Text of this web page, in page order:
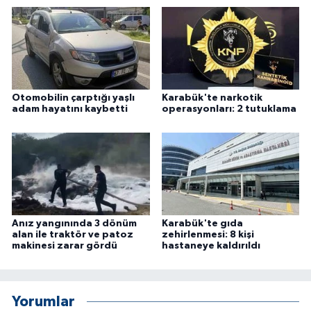
Otomobilin çarptığı yaşlı
adam hayatını kaybetti
Karabük'te narkotik
operasyonları: 2 tutuklama
Anız yangınında 3 dönüm
alan ile traktör ve patoz
makinesi zarar gördü
Karabük'te gıda
zehirlenmesi: 8 kişi
hastaneye kaldırıldı
Yorumlar